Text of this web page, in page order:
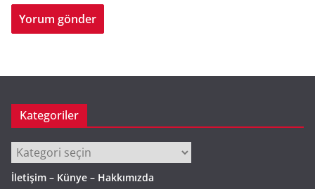
Kategoriler
Kategoriler
İletişim – Künye – Hakkımızda